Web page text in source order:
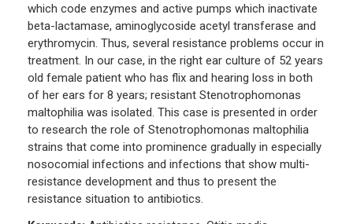
which code enzymes and active pumps which inactivate
beta-lactamase, aminoglycoside acetyl transferase and
erythromycin. Thus, several resistance problems occur in
treatment. In our case, in the right ear culture of 52 years
old female patient who has flix and hearing loss in both
of her ears for 8 years; resistant Stenotrophomonas
maltophilia was isolated. This case is presented in order
to research the role of Stenotrophomonas maltophilia
strains that come into prominence gradually in especially
nosocomial infections and infections that show multi-
resistance development and thus to present the
resistance situation to antibiotics.